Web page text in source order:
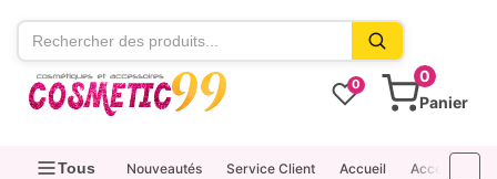
contenu
0
0
Panier
Tous Nouveautés Service Client Accueil Accessoires